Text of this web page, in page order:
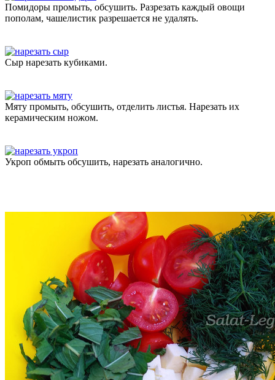
Помидоры промыть, обсушить. Разрезать каждый овощи
пополам, чашелистик разрешается не удалять.
Сыр нарезать кубиками.
Мяту промыть, обсушить, отделить листья. Нарезать их
керамическим ножом.
Укроп обмыть обсушить, нарезать аналогично.